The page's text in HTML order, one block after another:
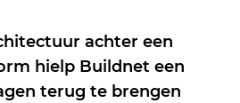
achter een
hielp Buildnet een
terug te brengen